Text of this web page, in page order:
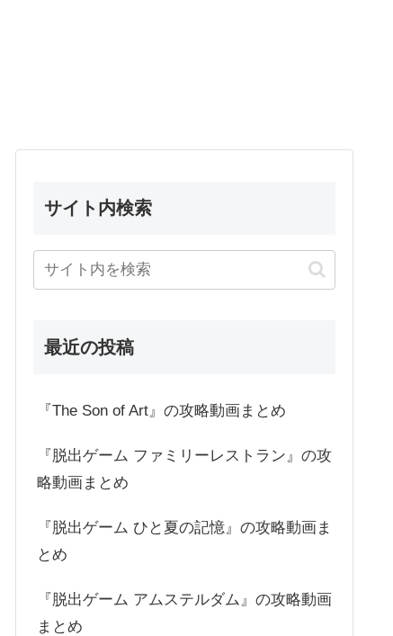
サイト内検索
最近の投稿
『The Son of Art』の攻略動画まとめ
『脱出ゲーム ファミリーレストラン』の攻
略動画まとめ
『脱出ゲーム ひと夏の記憶』の攻略動画ま
とめ
『脱出ゲーム アムステルダム』の攻略動画
まとめ